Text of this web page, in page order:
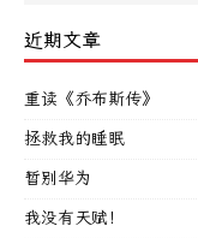
近期文章
重读《乔布斯传》
拯救我的睡眠
暂别华为
我没有天赋！